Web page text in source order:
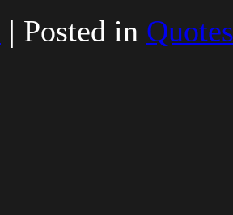
| Posted in Quotes